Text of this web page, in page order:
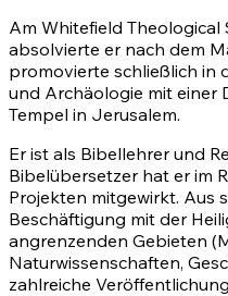
Am Whitefield Theological
absolvierte er nach dem
promovierte schließlich in
und Archäologie mit einer
Tempel in Jerusalem.
Er ist als Bibellehrer und
Bibelübersetzer hat er im
Projekten mitgewirkt. Aus
Beschäftigung mit der
angrenzenden Gebieten
Naturwissenschaften,
zahlreiche